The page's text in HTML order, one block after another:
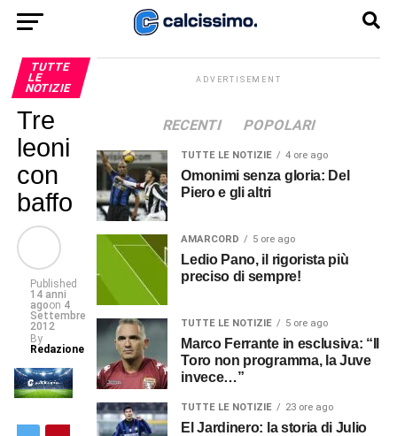
TUTTE
LE
NOTIZIE
Tre
leoni
con
baffo
Published
14 anni
agoon 4
Settembre
2012
By
Redazione
ADVERTISEMENT
RECENTI POPOLARI
TUTTE LE NOTIZIE 4 ore ago
Omonimi senza gloria: Del
Piero e gli altri
AMARCORD 5 ore ago
Ledio Pano, il rigorista più
preciso di sempre!
TUTTE LE NOTIZIE 5 ore ago
Marco Ferrante in esclusiva: “Il
Toro non programma, la Juve
invece…”
TUTTE LE NOTIZIE 23 ore ago
El Jardinero: la storia di Julio